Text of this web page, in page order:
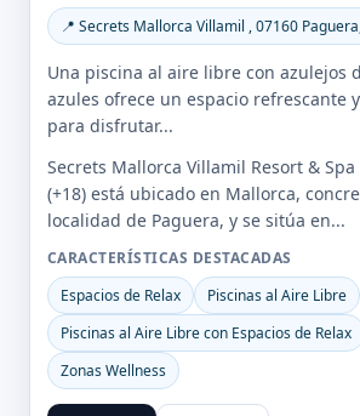
📍 Secrets Mallorca Villamil , 07160
Una piscina al aire libre con azulejos
azules ofrece un espacio refrescante
para disfrutar...
Secrets Mallorca Villamil Resort &
(+18) está ubicado en Mallorca,
localidad de Paguera, y se sitúa en...
CARACTERÍSTICAS DESTACADAS
Espacios de Relax
Piscinas al Aire Libre
Piscinas al Aire Libre con Espacios de Relax
Zonas Wellness